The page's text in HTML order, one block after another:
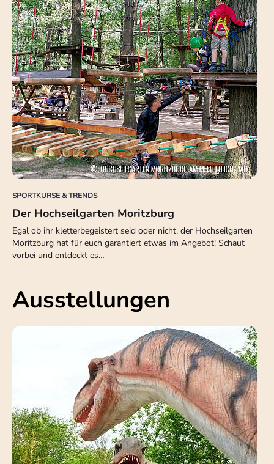
SPORTKURSE & TRENDS
Der Hochseilgarten Moritzburg
Egal ob ihr kletterbegeistert seid oder nicht, der Hochseilgarten
Moritzburg hat für euch garantiert etwas im Angebot! Schaut
vorbei und entdeckt es…
Ausstellungen